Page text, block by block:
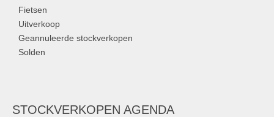
Fietsen
Uitverkoop
Geannuleerde stockverkopen
Solden
STOCKVERKOPEN AGENDA